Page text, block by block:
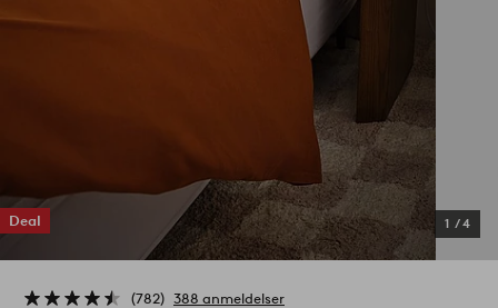
Deal 1 /4
782 388 anmeldelser